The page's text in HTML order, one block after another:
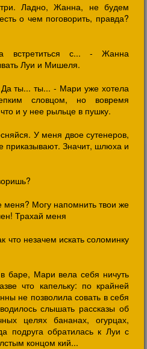
Ладно, Жанна, не будем
о чем поговорить, правда?
с... - Жанна
Луи и Мишеля.
ты... ты... - Мари уже хотела
словцом, но вовремя
и у нее рыльце в пушку.
У меня двое сутенеров,
приказывают. Значит, шлюха и
меня? Могу напомнить твои же
Трахай меня
что незачем искать соломинку
баре, Мари вела себя ничуть
что капельку: по крайней
не позволила совать в себя
слышать рассказы об
целях бананах, огурцах,
подруга обратилась к Луи с
концом кий...